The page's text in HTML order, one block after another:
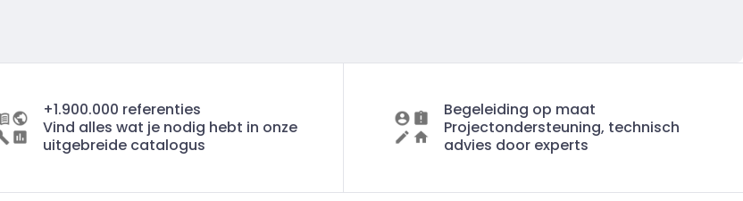
+1.900.000 referenties
Vind alles wat je nodig hebt in onze
uitgebreide catalogus
Begeleiding op maat
Projectondersteuning, technisch
advies door experts